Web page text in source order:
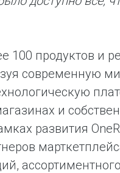
100 продуктов
современную
и
развития